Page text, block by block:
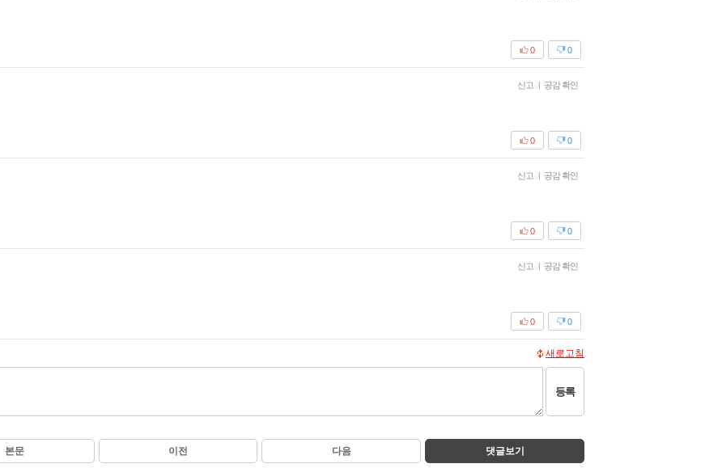
0
0
신고 | 공감 확인
0
0
신고 | 공감 확인
0
0
신고 | 공감 확인
0
0
새로고침
등록
본문 이전 다음 댓글보기